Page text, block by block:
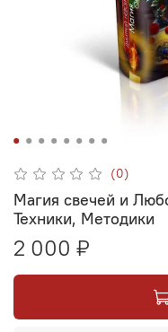
(0)
Магия свечей и
Техники, Методики
2 000 ₽